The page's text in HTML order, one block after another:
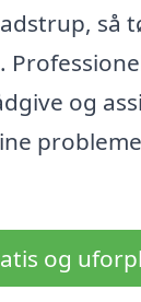
så
og
og